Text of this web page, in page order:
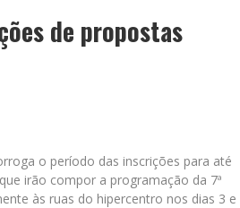
de propostas
o período das inscrições para até
irão compor a programação da 7ª
às ruas do hipercentro nos dias 3 e